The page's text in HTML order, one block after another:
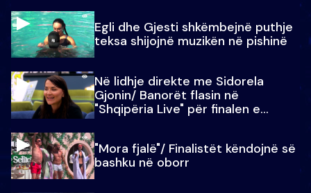
Egli dhe Gjesti shkëmbejnë puthje
teksa shijojnë muzikën në pishinë
Në lidhje direkte me Sidorela
Gjonin/ Banorët flasin në
"Shqipëria Live" për finalen e
"Mora fjalë"/ Finalistët këndojnë së
bashku në oborr